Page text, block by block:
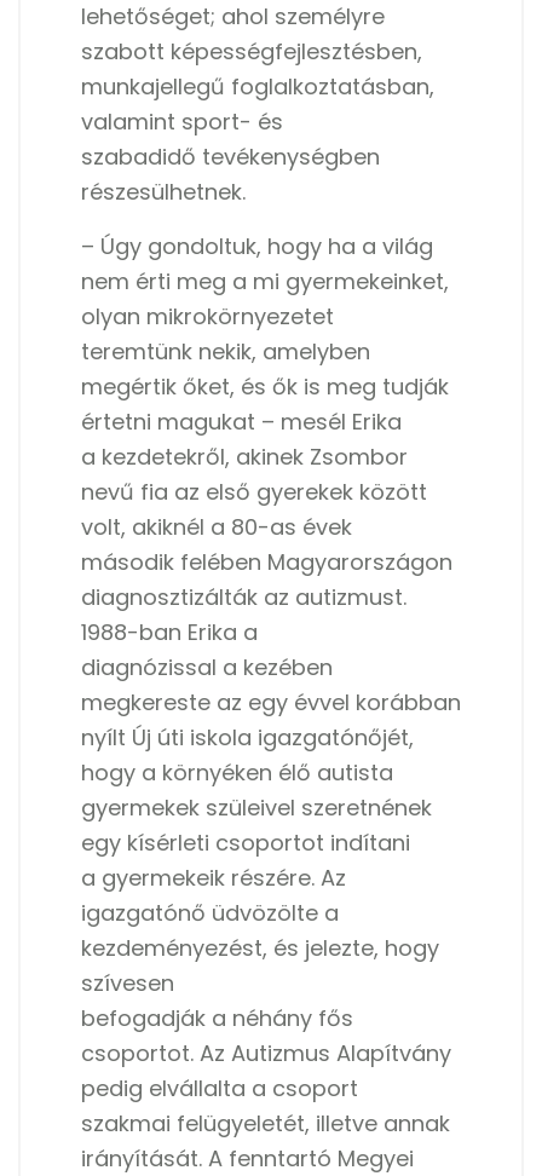
lehetőséget; ahol személyre
szabott képességfejlesztésben,
munkajellegű foglalkoztatásban,
valamint sport- és
szabadidő tevékenységben
részesülhetnek.
– Úgy gondoltuk, hogy ha a világ
nem érti meg a mi gyermekeinket,
olyan mikrokörnyezetet
teremtünk nekik, amelyben
megértik őket, és ők is meg tudják
értetni magukat – mesél Erika
a kezdetekről, akinek Zsombor
nevű fia az első gyerekek között
volt, akiknél a 80-as évek
második felében Magyarországon
diagnosztizálták az autizmust.
1988-ban Erika a
diagnózissal a kezében
megkereste az egy évvel korábban
nyílt Új úti iskola igazgatónőjét,
hogy a környéken élő autista
gyermekek szüleivel szeretnének
egy kísérleti csoportot indítani
a gyermekeik részére. Az
igazgatónő üdvözölte a
kezdeményezést, és jelezte, hogy
szívesen
befogadják a néhány fős
csoportot. Az Autizmus Alapítvány
pedig elvállalta a csoport
szakmai felügyeletét, illetve annak
irányítását. A fenntartó Megyei